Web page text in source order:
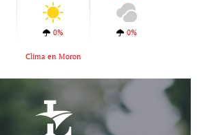
0% 0%
Clima en Moron